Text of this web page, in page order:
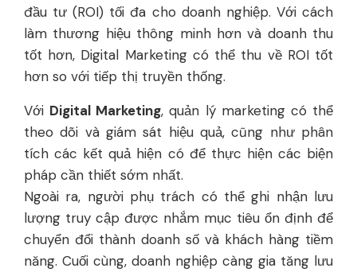
đầu tư (ROI) tối đa cho doanh nghiệp. Với cách
làm thương hiệu thông minh hơn và doanh thu
tốt hơn, Digital Marketing có thể thu về ROI tốt
hơn so với tiếp thị truyền thống.
Với Digital Marketing, quản lý marketing có thể
theo dõi và giám sát hiệu quả, cũng như phân
tích các kết quả hiện có để thực hiện các biện
pháp cần thiết sớm nhất.
Ngoài ra, người phụ trách có thể ghi nhận lưu
lượng truy cập được nhắm mục tiêu ổn định để
chuyển đổi thành doanh số và khách hàng tiềm
năng. Cuối cùng, doanh nghiệp càng gia tăng lưu